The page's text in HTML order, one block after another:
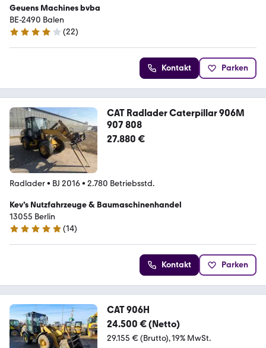
Geuens Machines bvba
BE-2490 Balen
4.2 Sterne
(22)
Kontakt Parken
CAT Radlader Caterpillar 906M
907 808
27.880 €
Radlader• BJ 2016• 2.780 Betriebsstd.
Kev’s Nutzfahrzeuge & Baumaschinenhandel
13055 Berlin
5 Sterne
(14)
Kontakt Parken
CAT 906H
24.500 € (Netto)
29.155 € (Brutto) 19% MwSt.